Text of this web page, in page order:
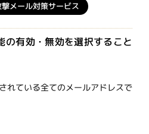
メール対策サービス
の有効・無効を選択すること
れている全てのメールアドレスで